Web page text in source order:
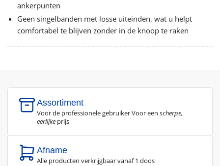
ankerpunten
Geen singelbanden met losse uiteinden, wat u helpt
comfortabel te blijven zonder in de knoop te raken
Assortiment
Voor de professionele gebruiker Voor een scherpe,
eerlijke prijs
Afname
Alle producten verkrijgbaar vanaf 1 doos